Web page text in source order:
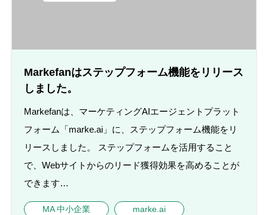
Markefanはステップフォーム機能をリリース
しました。
Markefanは、マーケティングAIエージェントプラット
フォーム「marke.ai」に、ステップフォーム機能をリ
リースしました。 ステップフォームを活用すること
で、Webサイトからのリード獲得効果を高めることが
できます…
MA 中小企業
marke.ai